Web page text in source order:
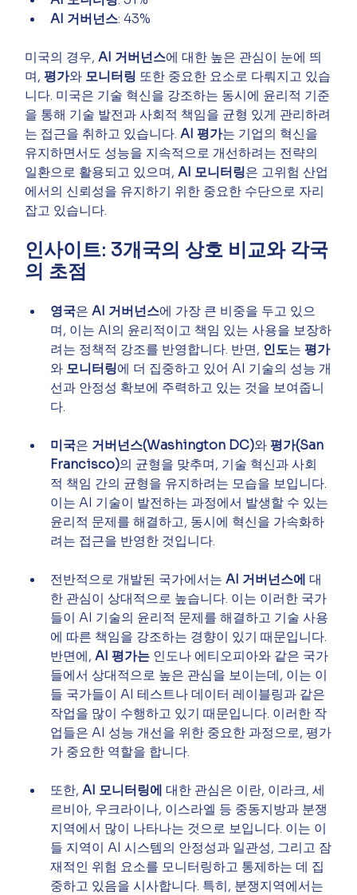
AI 거버넌스: 43%
미국의 경우, AI 거버넌스에 대한 높은 관심이 눈에 띄
며, 평가와 모니터링 또한 중요한 요소로 다뤄지고 있습
니다. 미국은 기술 혁신을 강조하는 동시에 윤리적 기준
을 통해 기술 발전과 사회적 책임을 균형 있게 관리하려
는 접근을 취하고 있습니다. AI 평가는 기업의 혁신을
유지하면서도 성능을 지속적으로 개선하려는 전략의
일환으로 활용되고 있으며, AI 모니터링은 고위험 산업
에서의 신뢰성을 유지하기 위한 중요한 수단으로 자리
잡고 있습니다.
인사이트: 3개국의 상호 비교와 각국
의 초점
영국은 AI 거버넌스에 가장 큰 비중을 두고 있으
며, 이는 AI의 윤리적이고 책임 있는 사용을 보장하
려는 정책적 강조를 반영합니다. 반면, 인도는 평가
와 모니터링에 더 집중하고 있어 AI 기술의 성능 개
선과 안정성 확보에 주력하고 있는 것을 보여줍니
다.
미국은 거버넌스(Washington DC)와 평가(San
Francisco)의 균형을 맞추며, 기술 혁신과 사회
적 책임 간의 균형을 유지하려는 모습을 보입니다.
이는 AI 기술이 발전하는 과정에서 발생할 수 있는
윤리적 문제를 해결하고, 동시에 혁신을 가속화하
려는 접근을 반영한 것입니다.
전반적으로 개발된 국가에서는 AI 거버넌스에 대
한 관심이 상대적으로 높습니다. 이는 이러한 국가
들이 AI 기술의 윤리적 문제를 해결하고 기술 사용
에 따른 책임을 강조하는 경향이 있기 때문입니다.
반면에, AI 평가는 인도나 에티오피아와 같은 국가
들에서 상대적으로 높은 관심을 보이는데, 이는 이
들 국가들이 AI 테스트나 데이터 레이블링과 같은
작업을 많이 수행하고 있기 때문입니다. 이러한 작
업들은 AI 성능 개선을 위한 중요한 과정으로, 평가
가 중요한 역할을 합니다.
또한, AI 모니터링에 대한 관심은 이란, 이라크, 세
르비아, 우크라이나, 이스라엘 등 중동지방과 분쟁
지역에서 많이 나타나는 것으로 보입니다. 이는 이
들 지역이 AI 시스템의 안정성과 일관성, 그리고 잠
재적인 위험 요소를 모니터링하고 통제하는 데 집
중하고 있음을 시사합니다. 특히, 분쟁지역에서는